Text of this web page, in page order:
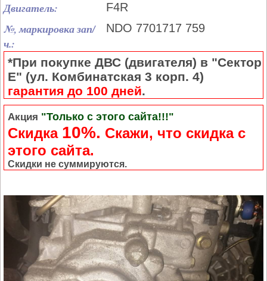
Двигатель: F4R
№, маркировка зап/
ч.:
NDO 7701717 759
*При покупке ДВС (двигателя) в "Сектор
Е" (ул. Комбинатская 3 корп. 4)
гарантия до 100 дней.
Акция "Только с этого сайта!!!"
Скидка 10%. Cкажи, что скидка с
этого сайта.
Скидки не суммируются.